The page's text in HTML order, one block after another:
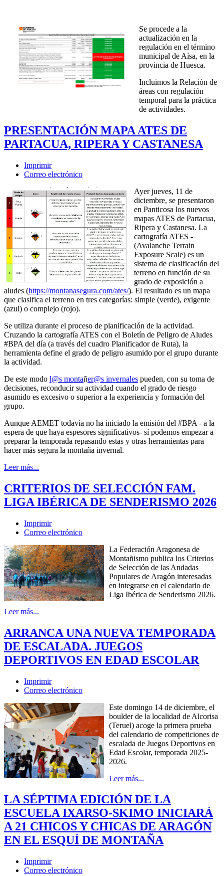
Se procede a la
actualización en la
regulación en el término
municipal de Aísa, en la
provincia de Huesca.
Incluimos la Relación de
áreas con regulación
temporal para la práctica
de actividades.
PRESENTACIÓN MAPA ATES DE
PARTACUA, RIPERA Y CASTANESA
Imprimir
Correo electrónico
Ayer jueves, 11 de
diciembre, se presentaron
en Panticosa los nuevos
mapas ATES de Partacua,
Ripera y Castanesa. La
cartografía ATES -
(Avalanche Terrain
Exposure Scale) es un
sistema de clasificación del
terreno en función de su
grado de exposición a
aludes (https://montanasegura.com/ates/). El resultado es un mapa
que clasifica el terreno en tres categorías: simple (verde), exigente
(azul) o complejo (rojo).
Se utiliza durante el proceso de planificación de la actividad.
Cruzando la cartografía ATES con el Boletín de Peligro de Aludes
#BPA del día (a través del cuadro Planificador de Ruta), la
herramienta define el grado de peligro asumido por el grupo durante
la actividad.
De este modo l@s montañer@s invernales pueden, con su toma de
decisiones, reconducir su actividad cuando el grado de riesgo
asumido es excesivo o superior a la experiencia y formación del
grupo.
Aunque AEMET todavía no ha iniciado la emisión del #BPA - a la
espera de que haya espesores significativos- sí podemos empezar a
preparar la temporada repasando estas y otras herramientas para
hacer más segura la montaña invernal.
Leer más...
CRITERIOS DE SELECCIÓN FAM.
LIGA IBÉRICA DE SENDERISMO 2026
Imprimir
Correo electrónico
La Federación Aragonesa de
Montañismo publica los Criterios
de Selección de las Andadas
Populares de Aragón interesadas
en integrarse en el calendario de
Liga Ibérica de Senderismo 2026.
Leer más...
ARRANCA UNA NUEVA TEMPORADA
DE ESCALADA. JUEGOS
DEPORTIVOS EN EDAD ESCOLAR
Imprimir
Correo electrónico
Este domingo 14 de diciembre, el
boulder de la localidad de Alcorisa
(Teruel) acoge la primera prueba
del calendario de competiciones de
escalada de Juegos Deportivos en
Edad Escolar, temporada 2025-
2026.
Leer más...
LA SÉPTIMA EDICIÓN DE LA
ESCUELA IXARSO-SKIMO INICIARÁ
A 21 CHICOS Y CHICAS DE ARAGÓN
EN EL ESQUÍ DE MONTAÑA
Imprimir
Correo electrónico